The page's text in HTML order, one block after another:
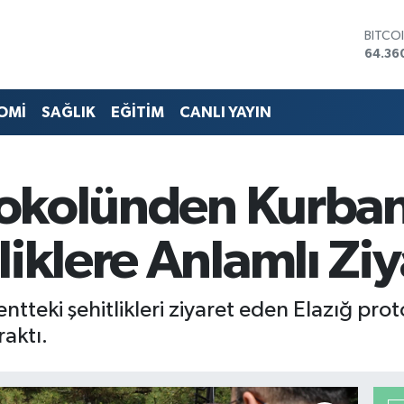
SAĞLIK EĞİTİM CANLI YAYIN
Anlamlı
şehitlikleri ziyaret eden Elazığ